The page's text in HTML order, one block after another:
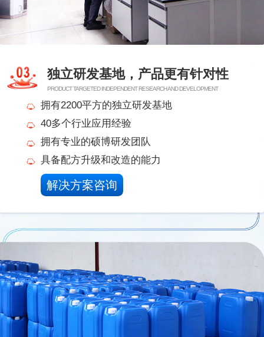
独立研发基地，产品更有针对性
PRODUCT TARGETED INDEPENDENT RESEARCH AND DEVELOPMENT
拥有2200平方的独立研发基地
40多个行业应用经验
拥有专业的硕博研发团队
具备配方升级和改造的能力
解决方案咨询